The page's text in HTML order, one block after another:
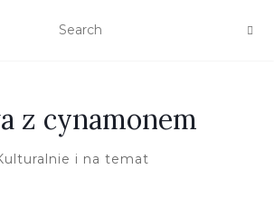
z cynamonem
i na temat